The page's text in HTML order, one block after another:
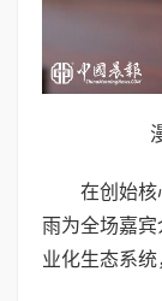
在创始
雨为全场嘉
业化生态系统